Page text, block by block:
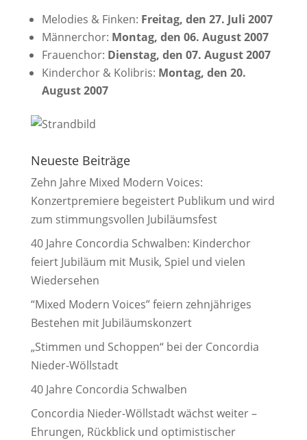
Melodies & Finken: Freitag, den 27. Juli 2007
Männerchor: Montag, den 06. August 2007
Frauenchor: Dienstag, den 07. August 2007
Kinderchor & Kolibris: Montag, den 20.
August 2007
Neueste Beiträge
Zehn Jahre Mixed Modern Voices:
Konzertpremiere begeistert Publikum und wird
zum stimmungsvollen Jubiläumsfest
40 Jahre Concordia Schwalben: Kinderchor
feiert Jubiläum mit Musik, Spiel und vielen
Wiedersehen
“Mixed Modern Voices” feiern zehnjähriges
Bestehen mit Jubiläumskonzert
„Stimmen und Schoppen“ bei der Concordia
Nieder-Wöllstadt
40 Jahre Concordia Schwalben
Concordia Nieder-Wöllstadt wächst weiter –
Ehrungen, Rückblick und optimistischer